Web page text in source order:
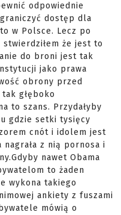
odpowiednie
dostęp dla
w Polsce. Lecz po
stwierdziłem że jest to
do broni jest tak
jako prawa
obrony przed
głęboko
to szans. Przydałyby
gdzie setki tysięcy
cnót i idolem jest
z nią pornosa i
nawet Obama
to żaden
wykona takiego
ankiety z fuszami
mówią o